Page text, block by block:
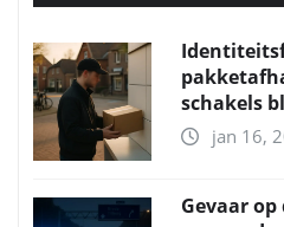
schakels
jan 16,
Gevaar